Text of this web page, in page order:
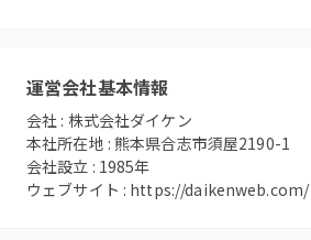
運営会社基本情報
会社 : 株式会社ダイケン
本社所在地 :熊本県合志市須屋2190-1
会社設立 : 1985年
ウェブサイト : https://daikenweb.com/